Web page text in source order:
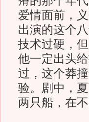
爱情面前，
出演的这个
技术过硬，
他一定出头
过，这个莽
验。剧中，
两只船，在